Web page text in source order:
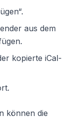
aus dem
kopierte iCal-
können die